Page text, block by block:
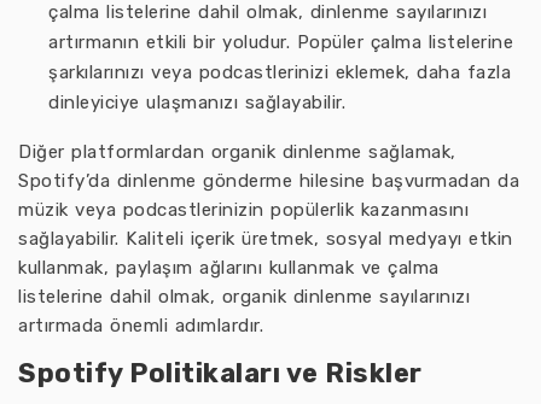
çalma listelerine dahil olmak, dinlenme sayılarınızı
artırmanın etkili bir yoludur. Popüler çalma listelerine
şarkılarınızı veya podcastlerinizi eklemek, daha fazla
dinleyiciye ulaşmanızı sağlayabilir.
Diğer platformlardan organik dinlenme sağlamak,
Spotify’da dinlenme gönderme hilesine başvurmadan da
müzik veya podcastlerinizin popülerlik kazanmasını
sağlayabilir. Kaliteli içerik üretmek, sosyal medyayı etkin
kullanmak, paylaşım ağlarını kullanmak ve çalma
listelerine dahil olmak, organik dinlenme sayılarınızı
artırmada önemli adımlardır.
Spotify Politikaları ve Riskler